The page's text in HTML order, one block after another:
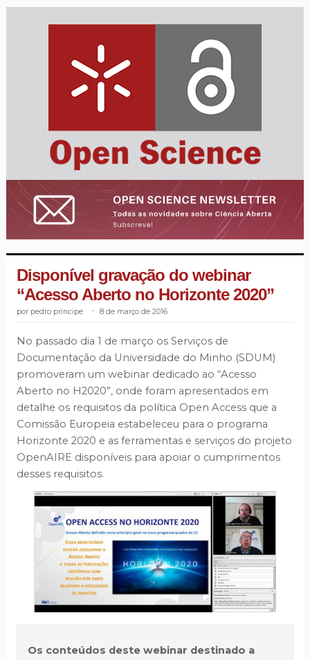
Disponível gravação do webinar
“Acesso Aberto no Horizonte 2020”
pedro príncipe. 8 de março de 2016
No passado dia 1 de março os Serviços de
Documentação da Universidade do Minho (SDUM)
promoveram um webinar dedicado ao “Acesso
Aberto no H2020”, onde foram apresentados em
detalhe os requisitos da política Open Access que a
Comissão Europeia estabeleceu para o programa
Horizonte 2020 e as ferramentas e serviços do projeto
OpenAIRE disponíveis para apoiar o cumprimentos
desses requisitos.
Os conteúdos deste webinar destinado a